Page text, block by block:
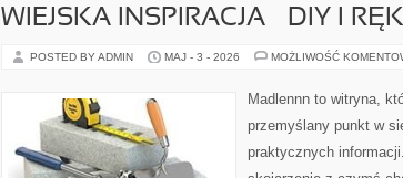
WIEJSKA INSPIRACJA – DIY I
POSTED BY ADMIN MAJ - 3 - 2026 MOŻLIWOŚĆ
Madlennn to witryna,
przemyślany punkt w
praktycznych